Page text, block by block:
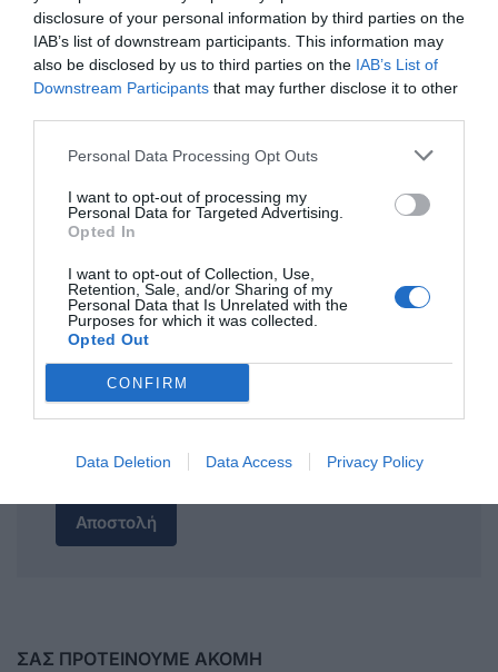
disclosure of your personal information by third parties on the
IAB’s list of downstream participants. This information may
also be disclosed by us to third parties on the IAB’s List of
Downstream Participants that may further disclose it to other
Personal Data Processing Opt Outs
I want to opt-out of processing my
Personal Data for Targeted Advertising.
Opted In
I want to opt-out of Collection, Use,
Retention, Sale, and/or Sharing of my
Personal Data that Is Unrelated with the
Purposes for which it was collected.
Opted Out
CONFIRM
Data Deletion Data Access Privacy Policy
ΟΝΟΜΑ
ΣΧΟΛΙΟ
Αποστολή
ΣΑΣ ΠΡΟΤΕΙΝΟΥΜΕ ΑΚΟΜΗ